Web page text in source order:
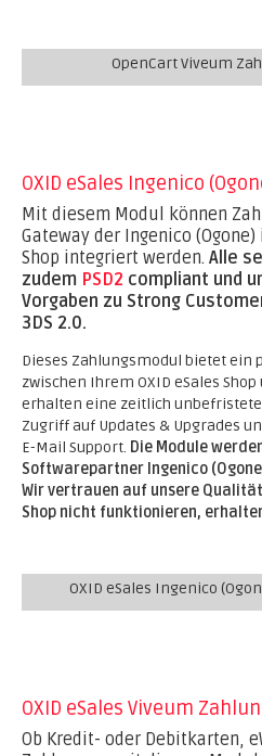
OpenCart Viveum
OXID eSales Ingenico
Mit diesem Modul können
Gateway der Ingenico (Ogone)
Shop integriert werden. Alle
zudem PSD2 compliant und
Vorgaben zu Strong
3DS 2.0.
Dieses Zahlungsmodul bietet ein
zwischen Ihrem OXID eSales
erhalten eine zeitlich unbefristete
Zugriff auf Updates & Upgrades
E-Mail Support. Die Module
Softwarepartner Ingenico
Wir vertrauen auf unsere
Shop nicht funktionieren,
OXID eSales Ingenico
OXID eSales Viveum
Ob Kredit- oder Debitkarten,